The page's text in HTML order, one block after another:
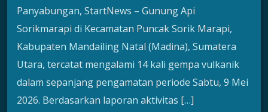
Panyabungan, StartNews – Gunung Api
Sorikmarapi di Kecamatan Puncak Sorik Marapi,
Kabupaten Mandailing Natal (Madina), Sumatera
Utara, tercatat mengalami 14 kali gempa vulkanik
dalam sepanjang pengamatan periode Sabtu, 9 Mei
2026. Berdasarkan laporan aktivitas […]